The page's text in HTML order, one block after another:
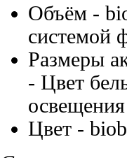
Объём -
системой
Размеры
- Цвет
освещения
Цвет -